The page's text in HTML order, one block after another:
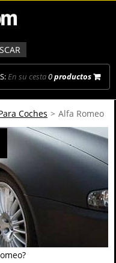
En su cesta0productos
Coches > Alfa Romeo